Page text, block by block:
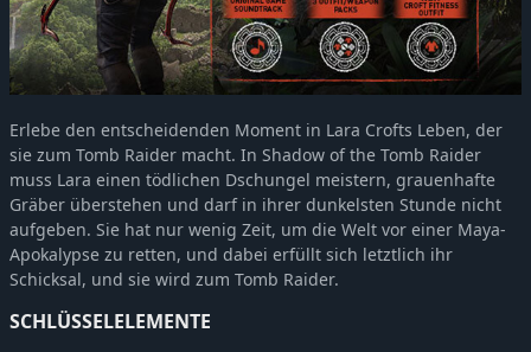
Erlebe den entscheidenden Moment in Lara Crofts Leben, der
sie zum Tomb Raider macht. In Shadow of the Tomb Raider
muss Lara einen tödlichen Dschungel meistern, grauenhafte
Gräber überstehen und darf in ihrer dunkelsten Stunde nicht
aufgeben. Sie hat nur wenig Zeit, um die Welt vor einer Maya-
Apokalypse zu retten, und dabei erfüllt sich letztlich ihr
Schicksal, und sie wird zum Tomb Raider.
SCHLÜSSELELEMENTE